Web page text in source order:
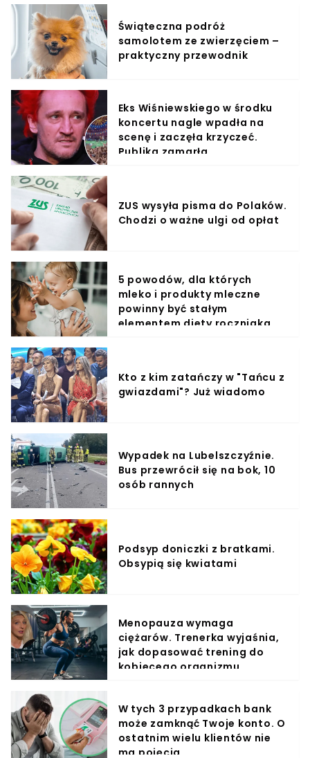
Świąteczna podróż
samolotem ze zwierzęciem –
praktyczny przewodnik
Eks Wiśniewskiego w środku
koncertu nagle wpadła na
scenę i zaczęła krzyczeć.
Publika zamarła
ZUS wysyła pisma do Polaków.
Chodzi o ważne ulgi od opłat
5 powodów, dla których
mleko i produkty mleczne
powinny być stałym
elementem diety roczniaka
Kto z kim zatańczy w "Tańcu z
gwiazdami"? Już wiadomo
Wypadek na Lubelszczyźnie.
Bus przewrócił się na bok, 10
osób rannych
Podsyp doniczki z bratkami.
Obsypią się kwiatami
Menopauza wymaga
ciężarów. Trenerka wyjaśnia,
jak dopasować trening do
kobiecego organizmu
W tych 3 przypadkach bank
może zamknąć Twoje konto. O
ostatnim wielu klientów nie
ma pojęcia